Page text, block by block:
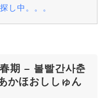
し中。。。
期 – 볼빨간사춘
かほおししゅん